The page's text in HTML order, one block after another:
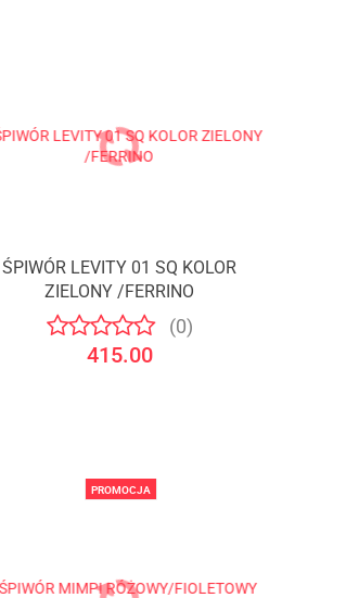
ŚPIWÓR LEVITY 01 SQ KOLOR
ZIELONY /FERRINO
(0)
415.00
PROMOCJA